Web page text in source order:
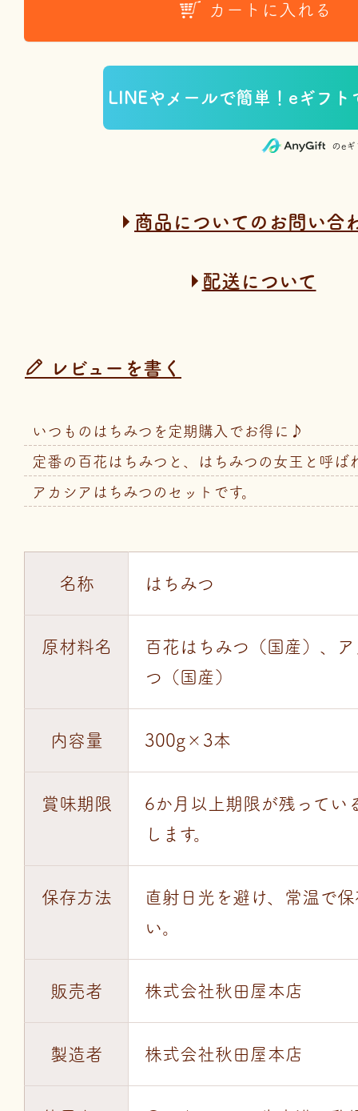
カートに入れる
のe
商品についてのお問い合
配送について
レビューを書く
いつものはちみつを定期購入でお得に♪
定番の百花はちみつと、はちみつの女王と呼ば
アカシアはちみつのセットです。
名称 はちみつ
原材料名
百花はちみつ（国産）、
つ（国産）
内容量 300g×3本
賞味期限
6か月以上期限が残ってい
します。
保存方法
直射日光を避け、常温で
い。
販売者 株式会社秋田屋本店
製造者 株式会社秋田屋本店